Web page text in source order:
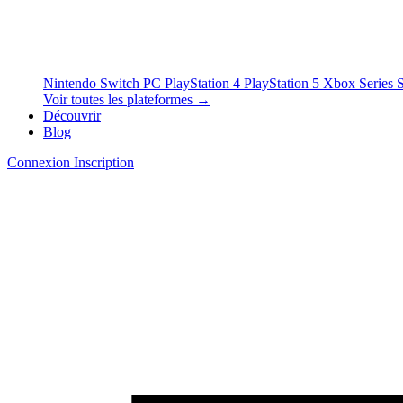
Nintendo Switch PC PlayStation 4 PlayStation 5 Xbox Series
Voir toutes les plateformes →
Découvrir
Blog
Connexion Inscription